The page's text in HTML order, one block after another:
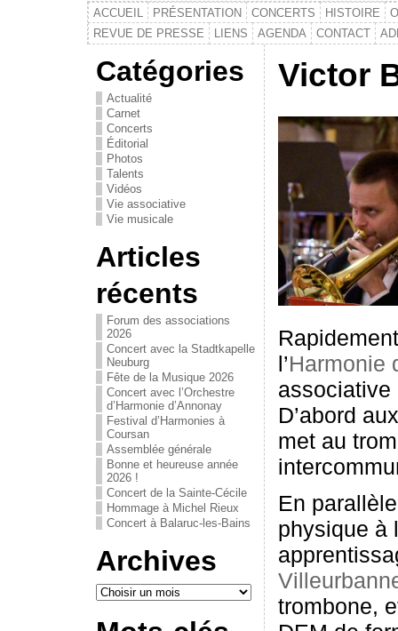
ACCUEIL PRÉSENTATION CONCERTS HISTOIRE
REVUE DE PRESSE
LIENS AGENDA CONTACT
Catégories
Actualité
Carnet
Concerts
Éditorial
Photos
Talents
Vidéos
Vie associative
Vie musicale
Articles
récents
Forum des associations
2026
Concert avec la Stadtkapelle
Neuburg
Fête de la Musique 2026
Concert avec l’Orchestre
d’Harmonie d’Annonay
Festival d’Harmonies à
Coursan
Assemblée générale
Bonne et heureuse année
2026 !
Concert de la Sainte-Cécile
Hommage à Michel Rieux
Concert à Balaruc-les-Bains
Archives
Victor
l’Harmonie
associative
D’abord
met au
En
physique à
trombone,